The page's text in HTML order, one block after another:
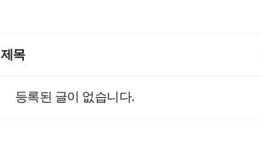
제목
등록된 글이 없습니다.